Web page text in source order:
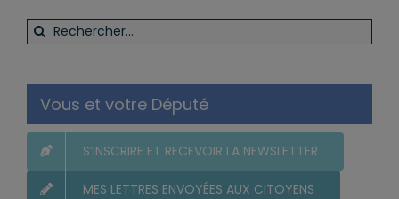
Rechercher:
Vous et votre Député
S’INSCRIRE ET RECEVOIR LA NEWSLETTER
MES LETTRES ENVOYÉES AUX CITOYENS